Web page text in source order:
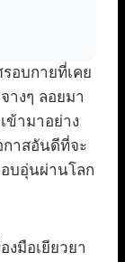
อบกายที่เคย
างๆ ลอยมา
ข้ามาอย่าง
กาสอันดีที่จะ
บอุ่นผ่านโลก
มือเยียวยา